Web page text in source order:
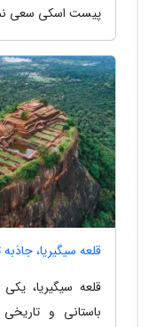
پیست اسکی سعی
قلعه سیگیریا،
قلعه سیگیریا،
باستانی و تاریخی